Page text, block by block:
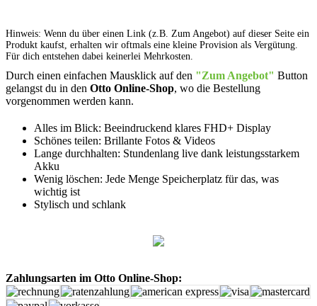
Hinweis: Wenn du über einen Link (z.B. Zum Angebot) auf dieser Seite ein
Produkt kaufst, erhalten wir oftmals eine kleine Provision als Vergütung.
Für dich entstehen dabei keinerlei Mehrkosten.
Durch einen einfachen Mausklick auf den "Zum Angebot" Button
gelangst du in den Otto Online-Shop, wo die Bestellung
vorgenommen werden kann.
Alles im Blick: Beeindruckend klares FHD+ Display
Schönes teilen: Brillante Fotos & Videos
Lange durchhalten: Stundenlang live dank leistungsstarkem
Akku
Wenig löschen: Jede Menge Speicherplatz für das, was
wichtig ist
Stylisch und schlank
Zahlungsarten im Otto Online-Shop: